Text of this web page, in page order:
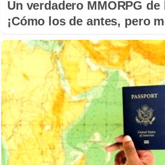
Un verdadero MMORPG
¡Cómo los de antes, pero